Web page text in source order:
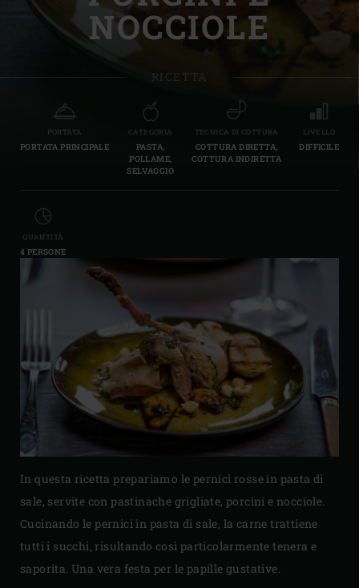
NOCCIOLE
RICETTA
PORTATA
PORTATA PRINCIPALE
CATEGORIA
PASTA,
POLLAME,
SELVAGGIO
TECNICA DI COTTURA
COTTURA DIRETTA,
COTTURA INDIRETTA
LIVELLO
DIFFICILE
QUANTITÀ
4 PERSONE
In questa ricetta prepariamo le pernici rosse in pasta di
sale, servite con pastinache grigliate, porcini e nocciole.
Cucinando le pernici in pasta di sale, la carne trattiene
tutti i succhi, risultando così particolarmente tenera e
saporita. Una vera festa per le papille gustative.